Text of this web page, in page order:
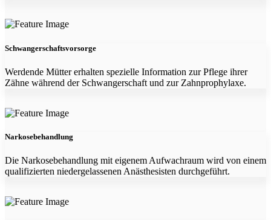
Schwangerschaftsvorsorge
Werdende Mütter erhalten spezielle Information zur Pflege ihrer
Zähne während der Schwangerschaft und zur Zahnprophylaxe.
Narkosebehandlung
Die Narkosebehandlung mit eigenem Aufwachraum wird von einem
qualifizierten niedergelassenen Anästhesisten durchgeführt.